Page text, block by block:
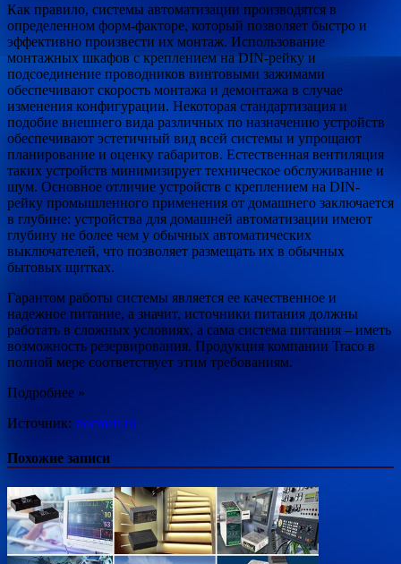
Как правило, системы автоматизации производятся в
определенном форм-факторе, который позволяет быстро и
эффективно произвести их монтаж. Использование
монтажных шкафов с креплением на DIN-рейку и
подсоединение проводников винтовыми зажимами
обеспечивают скорость монтажа и демонтажа в случае
изменения конфигурации. Некоторая стандартизация и
подобие внешнего вида различных по назначению устройств
обеспечивают эстетичный вид всей системы и упрощают
планирование и оценку габаритов. Естественная вентиляция
таких устройств минимизирует техническое обслуживание и
шум. Основное отличие устройств с креплением на DIN-
рейку промышленного применения от домашнего заключается
в глубине: устройства для домашней автоматизации имеют
глубину не более чем у обычных автоматических
выключателей, что позволяет размещать их в обычных
бытовых щитках.
Гарантом работы системы является ее качественное и
надежное питание, а значит, источники питания должны
работать в сложных условиях, а сама система питания – иметь
возможность резервирования. Продукция компании Traco в
полной мере соответствует этим требованиям.
Подробнее »
Источник: rlocman.ru
Похожие записи